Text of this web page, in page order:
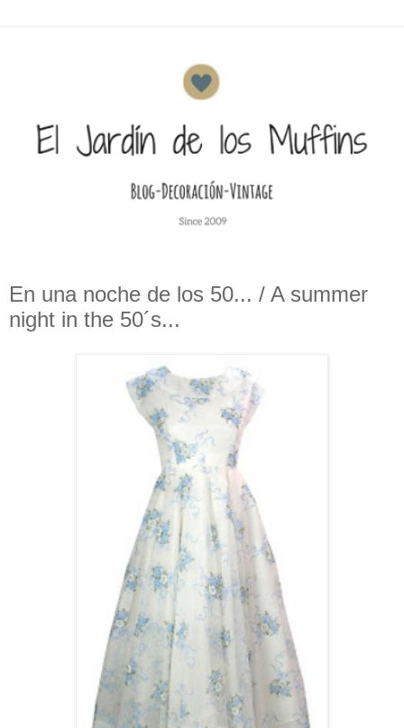
En una noche de los 50... / A summer
night in the 50´s...